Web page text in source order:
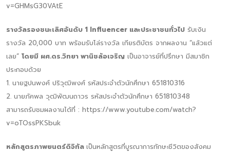
v=GHMsG30VAtE
รางวัลรองชนะเลิศอันดับ 1 Influencer และประชาชนทั่วไป รับเงิน
รางวัล 20,000 บาท พร้อมรับโล่รางวัล เกียรติบัตร จากผลงาน “แล้วแต่
เลย” โดยมี ผศ.ดร.วิทยา พานิชล้อเจริญ เป็นอาจารย์ที่ปรึกษา มีสมาชิก
ประกอบด้วย
1. นายฐปนพงศ์ ปริวุฒิพงศ์ รหัสประจำตัวนักศึกษา 651810316
2. นายภัคพล วุฒิพัฒนถาวร รหัสประจำตัวนักศึกษา 651810348
สามารถรับชมผลงานได้ที่ : https://www.youtube.com/watch?
v=oTOssPKSbuk
หลักสูตรภาพยนตร์ดิจิทัล เป็นหลักสูตรที่บูรณาการทักษะชีวิตของสังคม